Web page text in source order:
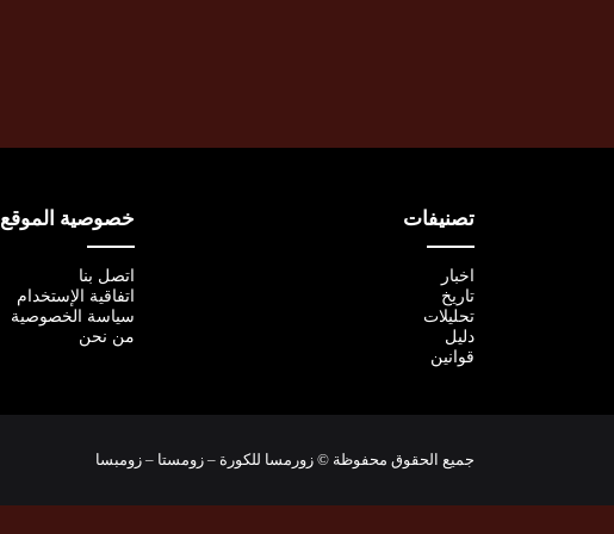
تصنيفات
اخبار
تاريخ
تحليلات
دليل
قوانين
خصوصية الموقع
اتصل بنا
اتفاقية الإستخدام
سياسة الخصوصية
من نحن
جميع الحقوق محفوظة © زورمسا للكورة – زومستا – زومبسا